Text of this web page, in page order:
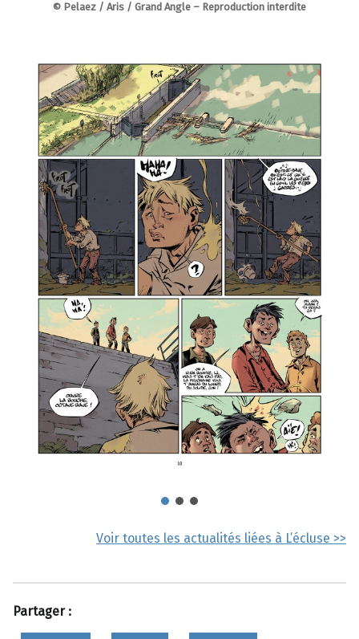
© Pelaez / Aris / Grand Angle – Reproduction interdite
Voir toutes les actualités liées à L’écluse >>
Partager :